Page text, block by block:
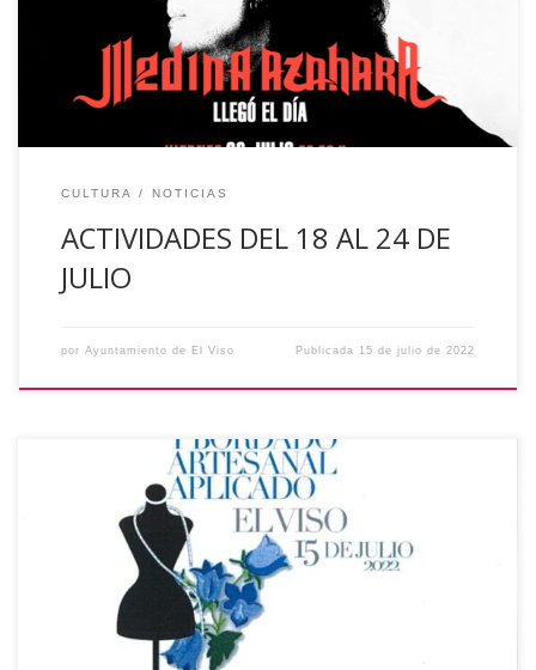
un discomóvil hinchable infantil con dj animador, pista de
baile, toboganes… JUEVES 21 […]
CULTURA NOTICIAS
ACTIVIDADES DEL 18 AL 24 DE
JULIO
por Ayuntamiento de El Viso Publicada 15 de julio de 2022
El pasado viernes 15 de Julio tuvo lugar en el Parque
Municipal, el desfile realizado con motivo del Curso de
Corte Confección y Bordado Artesanal Aplicado que se ha
desarrollado en nuestro pueblo, subvencionado por
Iprodeco (Diputación de Córdoba). Los asistentes pudieron
ver las diferentes prendas y bordados que se […]